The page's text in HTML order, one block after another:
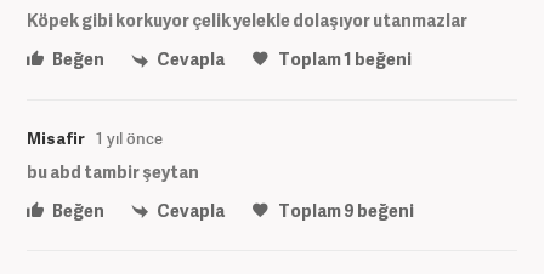
Köpek gibi korkuyor çelik yelekle dolaşıyor utanmazlar
Beğen
Cevapla Toplam1 beğeni
Misafir 1 yıl önce
bu abd tambir şeytan
Beğen
Cevapla Toplam9 beğeni